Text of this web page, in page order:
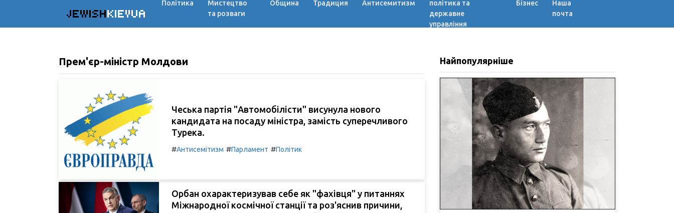
JEWISHKIEVUA
Політика
Мистецтво
та розваги
Община Традиция Антисемитизм
політика та
державне
управління
Бізнес
Наша
почта
Прем'єр-міністр Молдови
Чеська партія "Автомобілісти" висунула нового
кандидата на посаду міністра, замість суперечливого
Турека.
#Антисемітизм #Парламент #Політик
Орбан охарактеризував себе як "фахівця" у питаннях
Міжнародної космічної станції та роз'яснив причини,
Найпопулярніше